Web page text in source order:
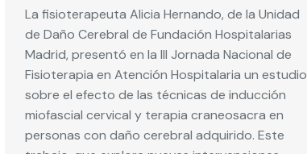
La fisioterapeuta Alicia Hernando, de la Unidad
de Daño Cerebral de Fundación Hospitalarias
Madrid, presentó en la III Jornada Nacional de
Fisioterapia en Atención Hospitalaria un estudio
sobre el efecto de las técnicas de inducción
miofascial cervical y terapia craneosacra en
personas con daño cerebral adquirido. Este